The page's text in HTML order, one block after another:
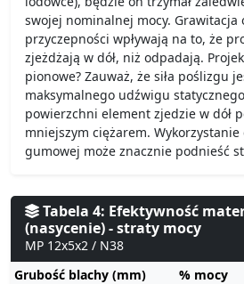
swojej nominalnej mocy. Grawitacja
przyczepności wpływają na to, że
zjeżdżają w dół, niż odpadają.
pionowe? Zauważ, że siła poślizgu
maksymalnego udźwigu
powierzchni element zjedzie w dół
mniejszym ciężarem. Wykorzystanie
gumowej może znacznie podnieść
Tabela 4: Efektywność
(nasycenie) - straty mocy
MP 12x5x2 / N38
Grubość blachy (mm)
% mocy